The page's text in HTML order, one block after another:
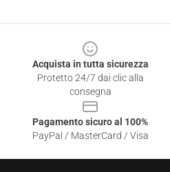
Acquista in tutta sicurezza
Protetto 24/7 dai clic alla
consegna
Pagamento sicuro al 100%
PayPal / MasterCard / Visa